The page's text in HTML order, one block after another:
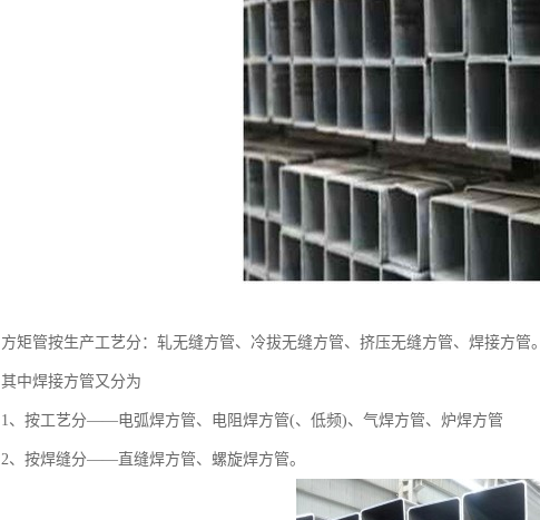
方矩管按生产工艺分：轧无缝方管、冷拔无缝方管、挤压无缝方管、焊接方管。
其中焊接方管又分为
1、按工艺分——电弧焊方管、电阻焊方管(、低频)、气焊方管、炉焊方管
2、按焊缝分——直缝焊方管、螺旋焊方管。